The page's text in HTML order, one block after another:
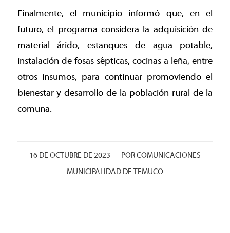
Finalmente, el municipio informó que, en el
futuro, el programa considera la adquisición de
material árido, estanques de agua potable,
instalación de fosas sépticas, cocinas a leña, entre
otros insumos, para continuar promoviendo el
bienestar y desarrollo de la población rural de la
comuna.
16 DE OCTUBRE DE 2023
/ PORCOMUNICACIONES
MUNICIPALIDAD DE TEMUCO